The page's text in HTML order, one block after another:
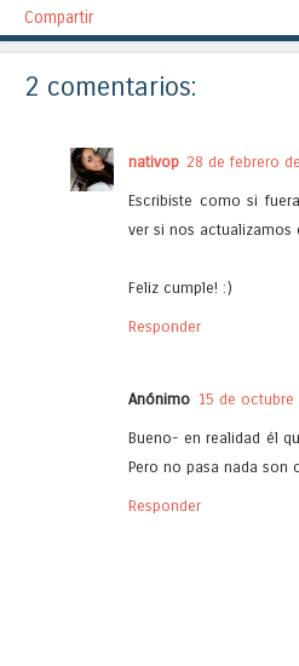
Compartir
2 comentarios:
nativop 28 de febrero
Escribiste como si
ver si nos actualizamos
Feliz cumple! :)
Responder
Anónimo 15 de octubre
Bueno- en realidad él
Pero no pasa nada son
Responder